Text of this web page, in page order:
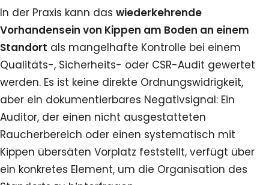
In der Praxis kann das wiederkehrende
Vorhandensein von Kippen am Boden an einem
Standort als mangelhafte Kontrolle bei einem
Qualitäts-, Sicherheits- oder CSR-Audit gewertet
werden. Es ist keine direkte Ordnungswidrigkeit,
aber ein dokumentierbares Negativsignal: Ein
Auditor, der einen nicht ausgestatteten
Raucherbereich oder einen systematisch mit
Kippen übersäten Vorplatz feststellt, verfügt über
ein konkretes Element, um die Organisation des